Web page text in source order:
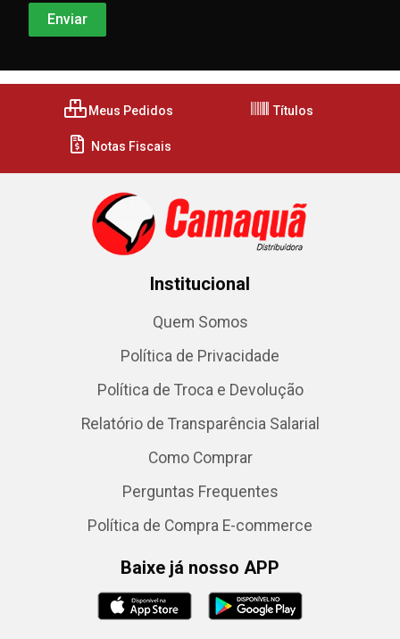
Meus Pedidos Títulos
Notas Fiscais
Institucional
Quem Somos
Política de Privacidade
Política de Troca e Devolução
Relatório de Transparência Salarial
Como Comprar
Perguntas Frequentes
Política de Compra E-commerce
Baixe já nosso APP